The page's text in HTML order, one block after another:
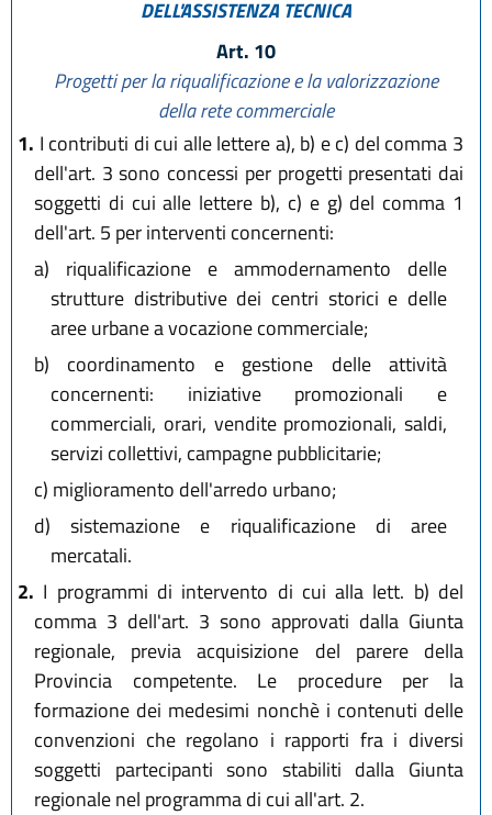
DELL'ASSISTENZA TECNICA
Art. 10
Progetti per la riqualificazione e la valorizzazione
della rete commerciale
1. I contributi di cui alle lettere a), b) e c) del comma 3
dell'art. 3 sono concessi per progetti presentati dai
soggetti di cui alle lettere b), c) e g) del comma 1
dell'art. 5 per interventi concernenti:
a) riqualificazione e ammodernamento delle
strutture distributive dei centri storici e delle
aree urbane a vocazione commerciale;
b) coordinamento e gestione delle attività
concernenti: iniziative promozionali e
commerciali, orari, vendite promozionali, saldi,
servizi collettivi, campagne pubblicitarie;
c) miglioramento dell'arredo urbano;
d) sistemazione e riqualificazione di aree
mercatali.
2. I programmi di intervento di cui alla lett. b) del
comma 3 dell'art. 3 sono approvati dalla Giunta
regionale, previa acquisizione del parere della
Provincia competente. Le procedure per la
formazione dei medesimi nonchè i contenuti delle
convenzioni che regolano i rapporti fra i diversi
soggetti partecipanti sono stabiliti dalla Giunta
regionale nel programma di cui all'art. 2.